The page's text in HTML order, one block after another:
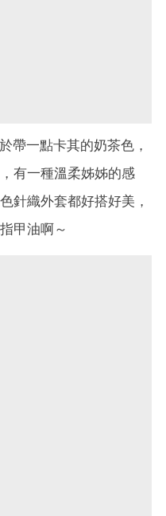
帶一點卡其的奶茶色，
有一種溫柔姊姊的感
針織外套都好搭好美，
甲油啊～